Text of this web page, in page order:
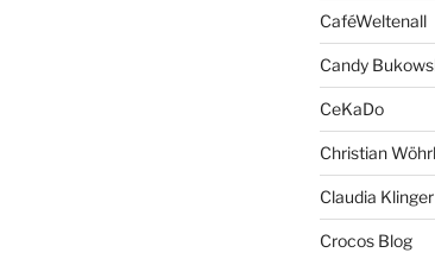
CaféWeltenall
Candy
CeKaDo
Christian Wöhrl
Claudia Klinger
Crocos Blog